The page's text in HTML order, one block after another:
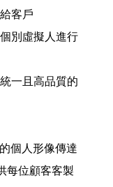
客戶
別虛擬人進行
一且高品質的
個人形像傳達
每位顧客客製